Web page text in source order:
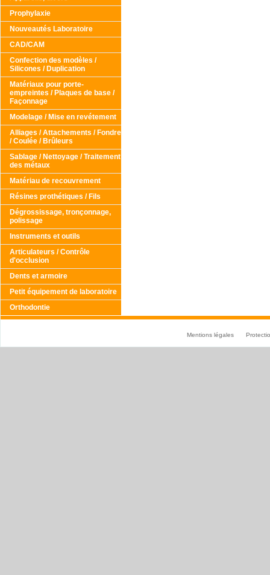
Prophylaxie
Nouveautés Laboratoire
CAD/CAM
Confection des modèles /
Silicones / Duplication
Matériaux pour porte-
empreintes / Plaques de base /
Façonnage
Modelage / Mise en revétement
Alliages / Attachements / Fondre
/ Coulée / Brûleurs
Sablage / Nettoyage / Traitement
des métaux
Matériau de recouvrement
Résines prothétiques / Fils
Dégrossissage, tronçonnage,
polissage
Instruments et outils
Articulateurs / Contrôle
d'occlusion
Dents et armoire
Petit équipement de laboratoire
Orthodontie
Mentions légales